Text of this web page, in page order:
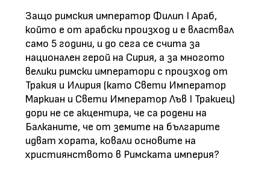
Защо римския император Филип I Араб,
който е от арабски произход и е властвал
само 5 години, и до сега се счита за
национален герой на Сирия, а за многото
велики римски императори с произход от
Тракия и Илирия (като Свети Император
Маркиан и Свети Император Лъв I Тракиец)
дори не се акцентира, че са родени на
Балканите, че от земите на българите
идват хората, ковали основите на
християнството в Римската империя?